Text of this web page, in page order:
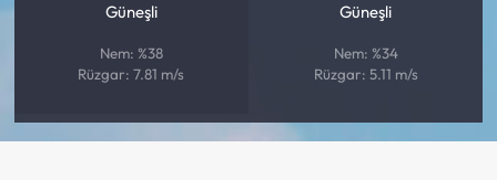
Güneşli
Nem: %38
Rüzgar: 7.81 m/s
Güneşli
Nem: %34
Rüzgar: 5.11 m/s